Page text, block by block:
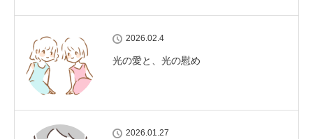
2026.02.4
光の愛と、光の慰め
2026.01.27